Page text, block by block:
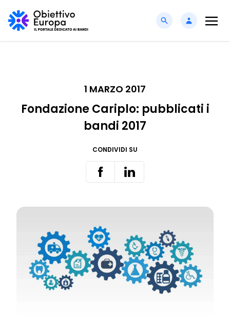
1 MARZO 2017
Fondazione Cariplo: pubblicati i
bandi 2017
CONDIVIDI SU